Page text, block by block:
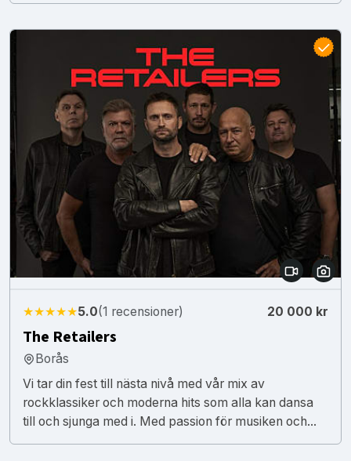
★★★★★5.0(1 recensioner) 20 000 kr
The Retailers
Borås
Vi tar din fest till nästa nivå med vår mix av
rockklassiker och moderna hits som alla kan dansa
till och sjunga med i. Med passion för musiken och...